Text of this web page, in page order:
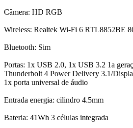
Câmera: HD RGB
Wireless: Realtek Wi-Fi 6 RTL8852BE
Bluetooth: Sim
Portas: 1x USB 2.0, 1x USB 3.2 1a
Thunderbolt 4 Power Delivery 3.1/
1x porta universal de áudio
Entrada energia: cilindro 4.5mm
Bateria: 41Wh 3 células integrada